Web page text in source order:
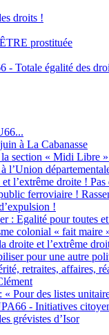
droits !
prostituée
- Totale égalité des
à La Cabanasse
la section « Midi Libre
l’Union
l’extrême droite ! Pas
ferroviaire !
!
: Egalité pour toutes
colonial « fait maire
droite et l’extrême
pour une autre
retraites,
Pour des listes
- Initiatives
grévistes d’Isor